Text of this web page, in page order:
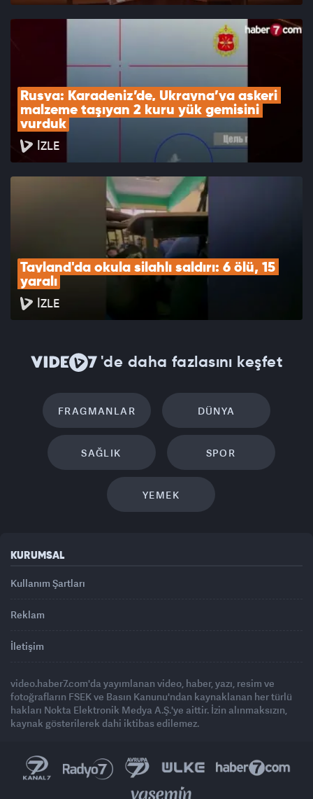
Rusya: Karadeniz’de, Ukrayna’ya askeri
malzeme taşıyan 2 kuru yük gemisini
vurduk
İZLE
Tayland'da okula silahlı saldırı: 6 ölü, 15
yaralı
İZLE
'de daha fazlasını keşfet
FRAGMANLAR DÜNYA
SAĞLIK SPOR
YEMEK
KURUMSAL
Kullanım Şartları
Reklam
İletişim
video.haber7.com'da yayımlanan video, haber, yazı, resim ve
fotoğrafların FSEK ve Basın Kanunu'ndan kaynaklanan her türlü
hakları Nokta Elektronik Medya A.Ş.'ye aittir. İzin alınmaksızın,
kaynak gösterilerek dahi iktibas edilemez.